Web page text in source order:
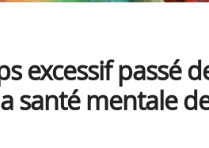
excessif passé
santé mentale